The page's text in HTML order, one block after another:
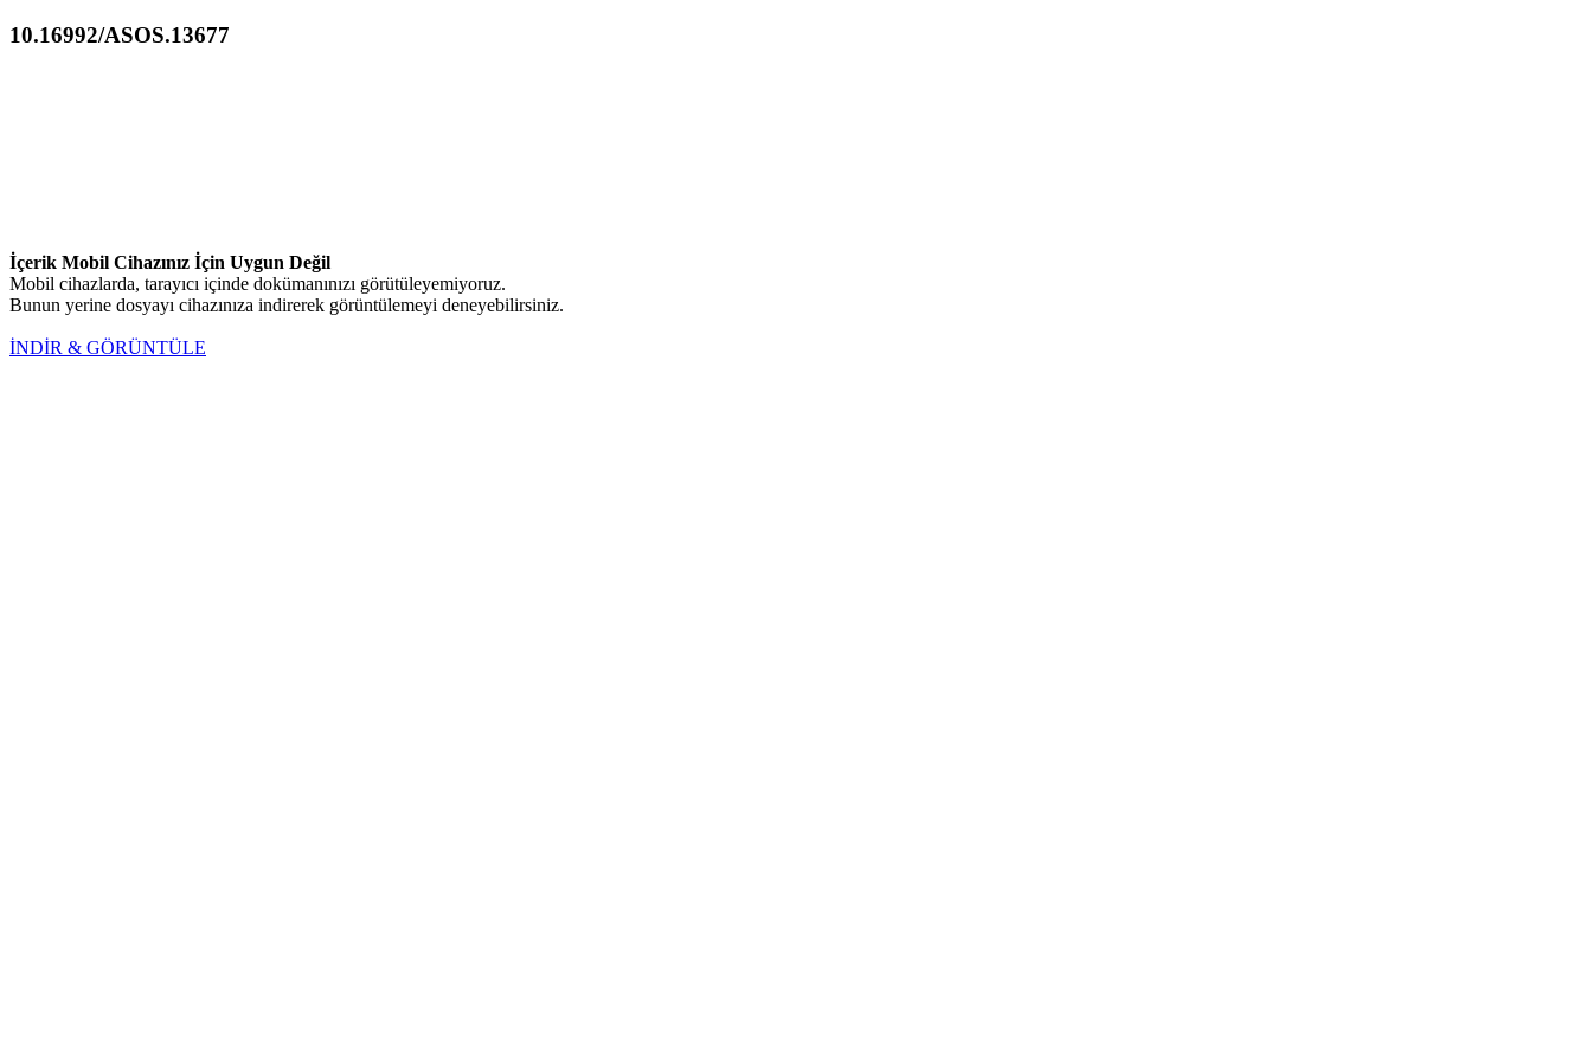
10.16992/ASOS.13677
İçerik Mobil Cihazınız İçin Uygun Değil
Mobil cihazlarda, tarayıcı içinde dokümanınızı görütüleyemiyoruz.
Bunun yerine dosyayı cihazınıza indirerek görüntülemeyi deneyebilirsiniz.
İNDİR & GÖRÜNTÜLE